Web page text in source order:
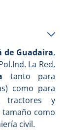
de Guadaira,
La Red,
tanto para
como para
tractores y
tamaño como
civil.